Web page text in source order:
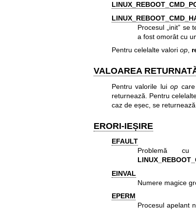
Procesul „init” se
a fost omorât cu
Pentru celelalte valori op,
VALOAREA
Pentru valorile luiop
returnează. Pentru
caz de eșec, se
ERORI-IEȘIRE
EFAULT
Problemă
EINVAL
Numere magice
EPERM
Procesul apelant